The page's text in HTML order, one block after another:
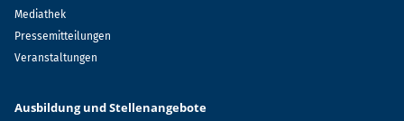
Mediathek
Pressemitteilungen
Veranstaltungen
Ausbildung und Stellenangebote